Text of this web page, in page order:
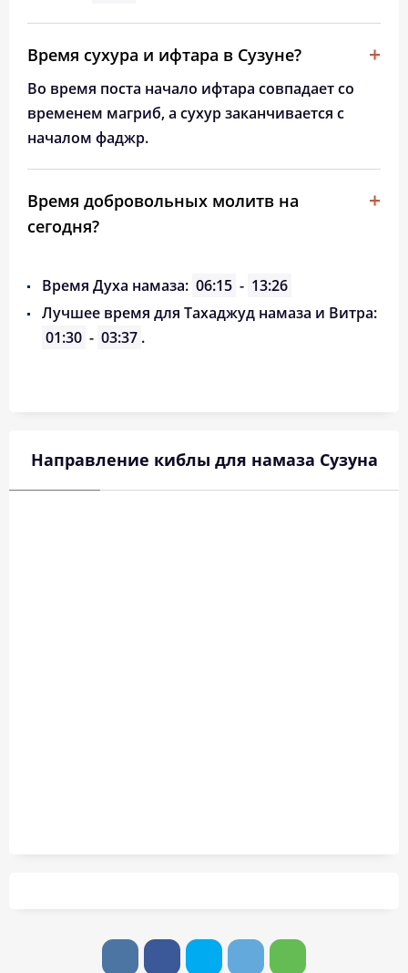
Время сухура и ифтара в Сузуне?
Во время поста начало ифтара совпадает со
временем магриб, а сухур заканчивается с
началом фаджр.
Время добровольных молитв на
сегодня?
Время Духа намаза: 06:15 - 13:26
Лучшее время для Тахаджуд намаза и Витра:
01:30 - 03:37 .
Направление киблы для намаза Сузуна